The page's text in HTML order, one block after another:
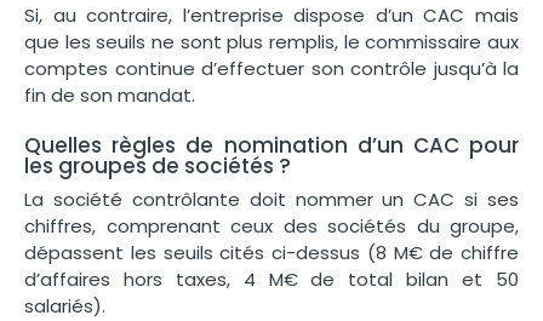
Si, au contraire, l’entreprise dispose d’un CAC mais
que les seuils ne sont plus remplis, le commissaire aux
comptes continue d’effectuer son contrôle jusqu’à la
fin de son mandat.
Quelles règles de nomination d’un CAC pour
les groupes de sociétés ?
La société contrôlante doit nommer un CAC si ses
chiffres, comprenant ceux des sociétés du groupe,
dépassent les seuils cités ci-dessus (8 M€ de chiffre
d’affaires hors taxes, 4 M€ de total bilan et 50
salariés).